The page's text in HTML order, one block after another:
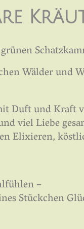
Wälder und
Duft und Kraft
viel Liebe
Elixieren,
–
Stückchen